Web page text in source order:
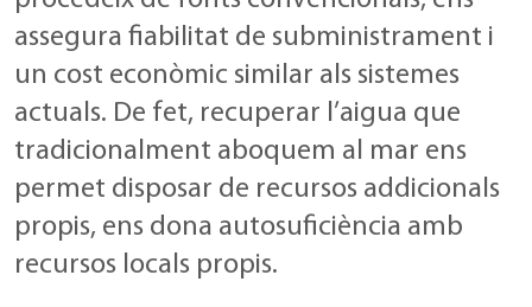
assegura fiabilitat de subministrament i
un cost econòmic similar als sistemes
actuals. De fet, recuperar l’aigua que
tradicionalment aboquem al mar ens
permet disposar de recursos addicionals
propis, ens dona autosuficiència amb
recursos locals propis.